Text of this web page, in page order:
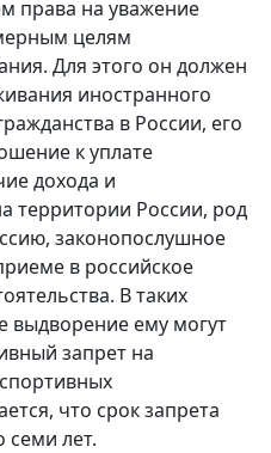
права на уважение
целям
Для этого он должен
иностранного
в России, его
к уплате
дохода и
территории России, род
законопослушное
в российское
В таких
выдворение ему могут
запрет на
что срок запрета
семи лет.